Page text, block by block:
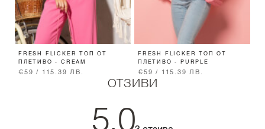
FRESH FLICKER ТОП ОТ
ПЛЕТИВО - CREAM
€59 / 115.39 ЛВ.
FRESH FLICKER ТОП ОТ
ПЛЕТИВО - PURPLE
€59 / 115.39 ЛВ.
ОТЗИВИ
5.0